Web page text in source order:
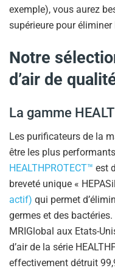
exemple), vous aurez
supérieure pour
Notre
d’air de
La gamme
Les purificateurs de la
être les plus
HEALTHPROTECT™ est
breveté unique «
actif) qui permet
germes et des
MRIGlobal aux Etats-
d’air de la série
effectivement détruit